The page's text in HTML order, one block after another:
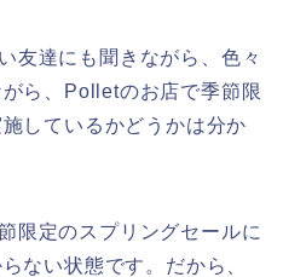
友達にも聞きながら、色々
ら、Polletのお店で季節限
しているかどうかは分か
限定のスプリングセールに
ない状態です。だから、